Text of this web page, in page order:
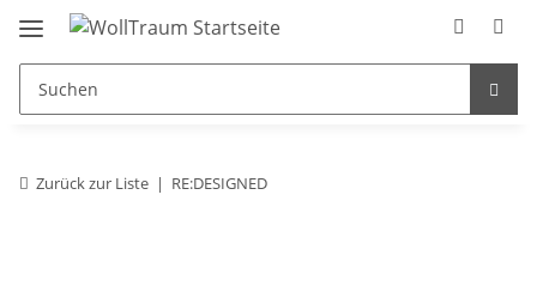
Zurück zur Liste RE:DESIGNED